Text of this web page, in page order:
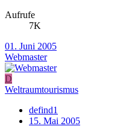
Aufrufe
7K
01. Juni 2005
Webmaster
D
Weltraumtourismus
defind1
15. Mai 2005